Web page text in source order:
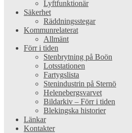
Lyftfunktionär
Säkerhet
Räddningsstegar
Kommunrelaterat
Allmänt
Förr i tiden
Stenbrytning på Boön
Lotsstationen
Fartygslista
Stenindustrin på Sternö
Helenebergsvarvet
Bildarkiv – Förr i tiden
Blekingska historier
Länkar
Kontakter